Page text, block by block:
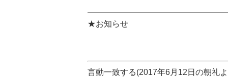
★お知らせ
言動一致する(2017年6月12日の朝礼